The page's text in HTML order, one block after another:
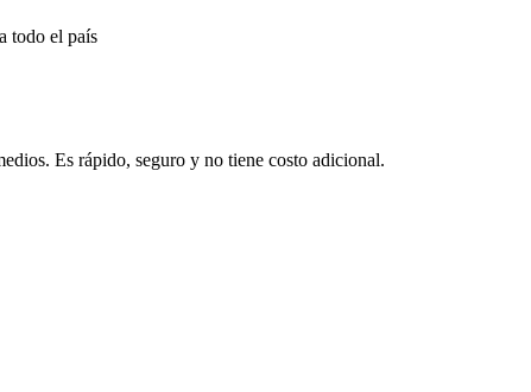
todo el país
Es rápido, seguro y no tiene costo adicional.